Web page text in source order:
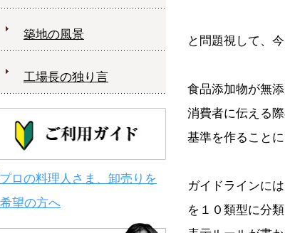
と問題視して、今
食品添加物が無
消費者に伝える
基準を作ることに
ガイドラインに
を１０類型に分
築地の風景
工場長の独り言